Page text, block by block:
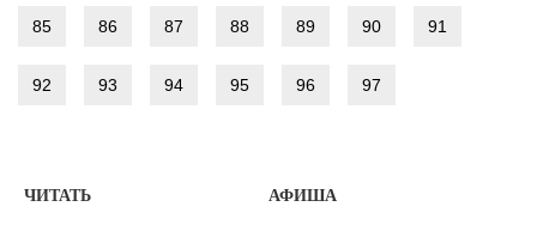
85 86 87 88 89 90 91
92 93 94 95 96 97
ЧИТАТЬ АФИША